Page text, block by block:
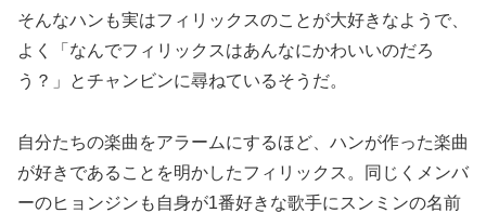
そんなハンも実はフィリックスのことが大好きなようで、
よく「なんでフィリックスはあんなにかわいいのだろ
う？」とチャンビンに尋ねているそうだ。
自分たちの楽曲をアラームにするほど、ハンが作った楽曲
が好きであることを明かしたフィリックス。同じくメンバ
ーのヒョンジンも自身が1番好きな歌手にスンミンの名前